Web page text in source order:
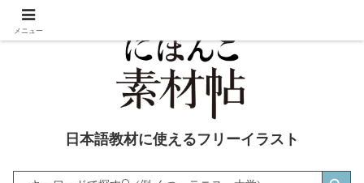
日本語教材に使えるフリーイラスト
Search
Search Button
メニュー